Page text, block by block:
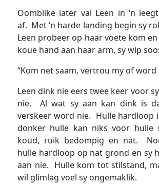
Oomblike later val Leen in ‘n
af. Met ‘n harde landing begin sy
Leen probeer op haar voete kom en
koue hand aan haar arm, sy wip
“Kom net saam, vertrou my of word
Leen dink nie eers twee keer voor
nie. Al wat sy aan kan dink is
verskeer word nie. Hulle hardloop
donker hulle kan niks voor hulle
koud, ruik bedompig en nat.
hulle hardloop op nat grond en sy
aan nie. Hulle kom tot stilstand,
wil glimlag voel sy ongemaklik.